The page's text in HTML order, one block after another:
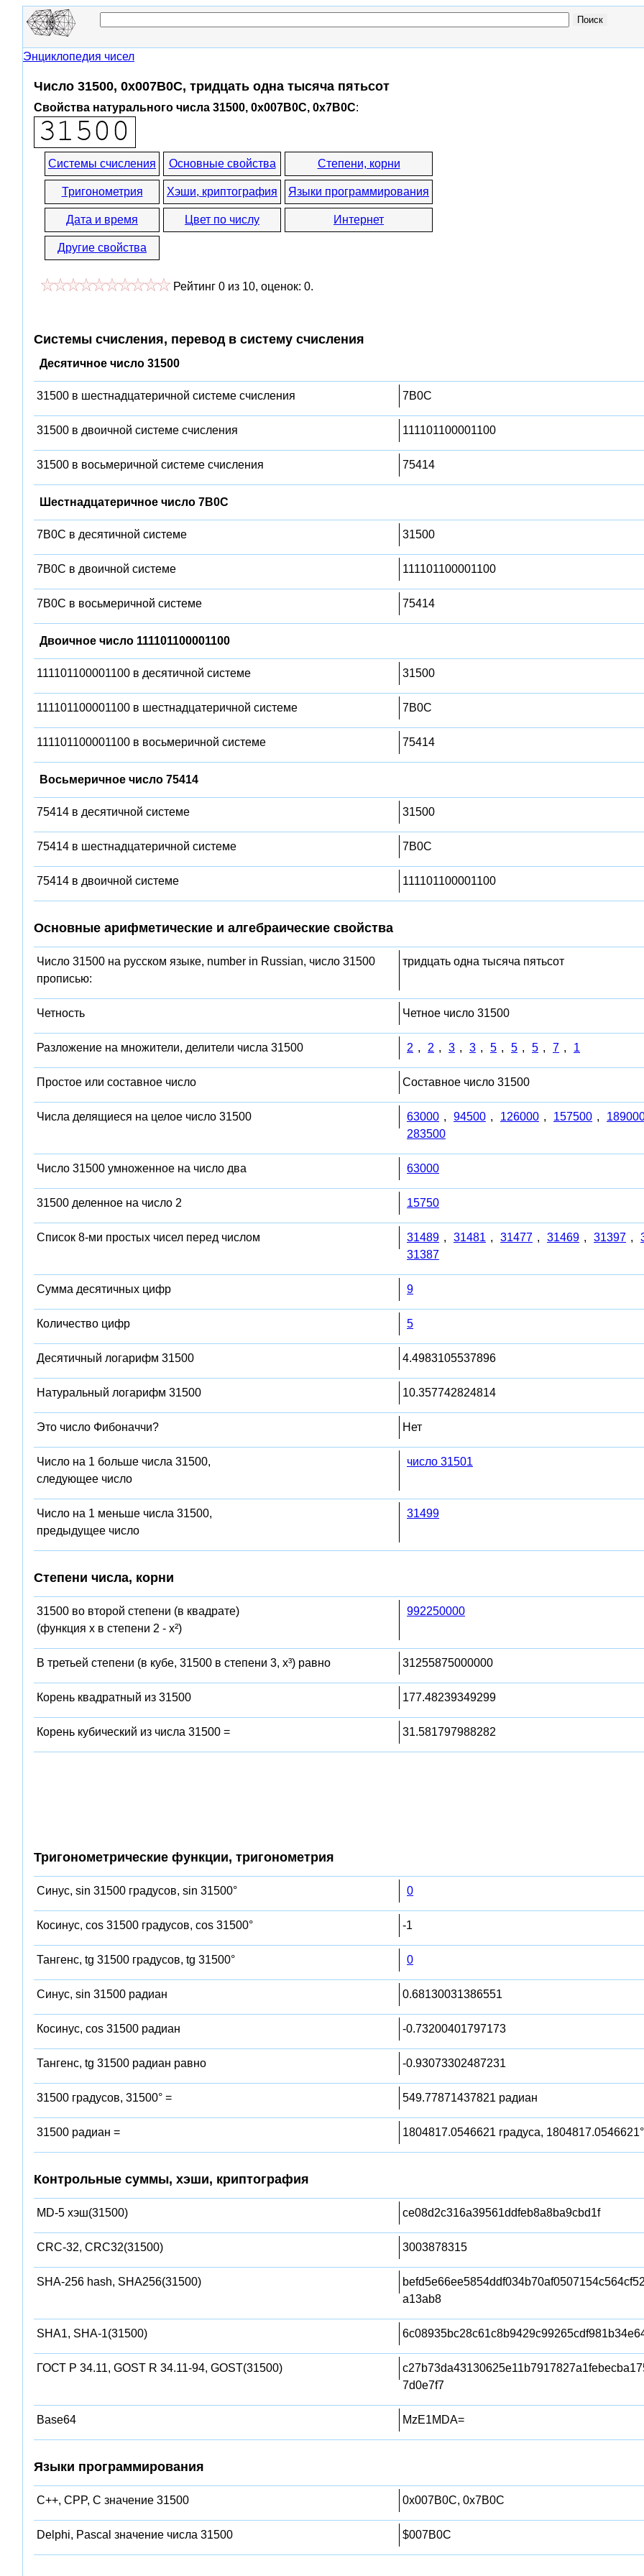
Энциклопедия чисел
Число 31500, 0x007B0C, тридцать одна тысяча пятьсот
Свойства натурального числа 31500, 0x007B0C, 0x7B0C:
Системы счисления Основные свойства Степени, корни
Тригонометрия Хэши, криптография Языки программирования
Дата и время Цвет по числу Интернет
Другие свойства
Рейтинг 0 из 10, оценок: 0.
Системы счисления, перевод в систему счисления
Десятичное число 31500
31500 в шестнадцатеричной системе счисления 7B0C
31500 в двоичной системе счисления 111101100001100
31500 в восьмеричной системе счисления 75414
Шестнадцатеричное число 7B0C
7B0C в десятичной системе 31500
7B0C в двоичной системе 111101100001100
7B0C в восьмеричной системе 75414
Двоичное число 111101100001100
111101100001100 в десятичной системе 31500
111101100001100 в шестнадцатеричной системе 7B0C
111101100001100 в восьмеричной системе 75414
Восьмеричное число 75414
75414 в десятичной системе 31500
75414 в шестнадцатеричной системе 7B0C
75414 в двоичной системе 111101100001100
Основные арифметические и алгебраические свойства
Число 31500 на русском языке, number in Russian, число 31500
прописью:
тридцать одна тысяча пятьсот
Четность Четное число 31500
Разложение на множители, делители числа 31500 2 , 2 , 3 , 3 , 5 , 5 , 5 , 7 , 1
Простое или составное число Составное число 31500
Числа делящиеся на целое число 31500 63000 , 94500 , 126000 , 157500 ,
283500
Число 31500 умноженное на число два 63000
31500 деленное на число 2 15750
Список 8-ми простых чисел перед числом 31489 , 31481 , 31477 , 31469 , 31397 ,
31387
Сумма десятичных цифр 9
Количество цифр 5
Десятичный логарифм 31500 4.4983105537896
Натуральный логарифм 31500 10.357742824814
Это число Фибоначчи? Нет
Число на 1 больше числа 31500,
следующее число
число 31501
Число на 1 меньше числа 31500,
предыдущее число
31499
Степени числа, корни
31500 во второй степени (в квадрате)
(функция x в степени 2 - x²)
992250000
В третьей степени (в кубе, 31500 в степени 3, x³) равно 31255875000000
Корень квадратный из 31500 177.48239349299
Корень кубический из числа 31500 = 31.581797988282
Тригонометрические функции, тригонометрия
Синус, sin 31500 градусов, sin 31500° 0
Косинус, cos 31500 градусов, cos 31500° -1
Тангенс, tg 31500 градусов, tg 31500° 0
Синус, sin 31500 радиан 0.68130031386551
Косинус, cos 31500 радиан -0.73200401797173
Тангенс, tg 31500 радиан равно -0.93073302487231
31500 градусов, 31500° = 549.77871437821 радиан
31500 радиан = 1804817.0546621 градуса, 1804817.0546621°
Контрольные суммы, хэши, криптография
MD-5 хэш(31500) ce08d2c316a39561ddfeb8a8ba9cbd1f
CRC-32, CRC32(31500) 3003878315
SHA-256 hash, SHA256(31500)
a13ab8
SHA1, SHA-1(31500)
ГОСТ Р 34.11, GOST R 34.11-94, GOST(31500)
7d0e7f7
Base64 MzE1MDA=
Языки программирования
C++, CPP, C значение 31500 0x007B0C, 0x7B0C
Delphi, Pascal значение числа 31500 $007B0C